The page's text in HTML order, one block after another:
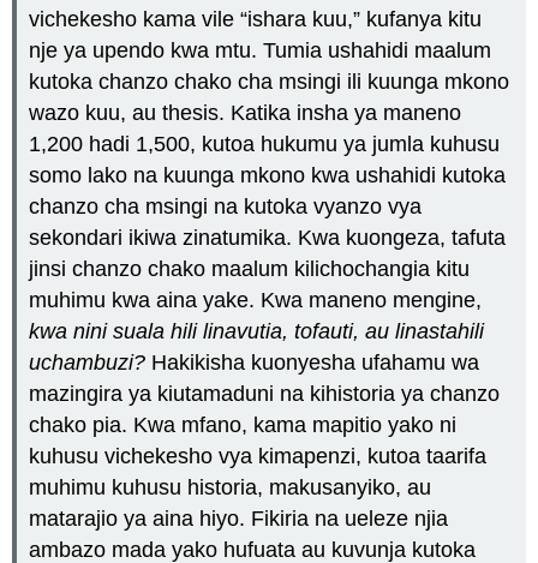
vichekesho kama vile “ishara kuu,” kufanya kitu
nje ya upendo kwa mtu. Tumia ushahidi maalum
kutoka chanzo chako cha msingi ili kuunga mkono
wazo kuu, au thesis. Katika insha ya maneno
1,200 hadi 1,500, kutoa hukumu ya jumla kuhusu
somo lako na kuunga mkono kwa ushahidi kutoka
chanzo cha msingi na kutoka vyanzo vya
sekondari ikiwa zinatumika. Kwa kuongeza, tafuta
jinsi chanzo chako maalum kilichochangia kitu
muhimu kwa aina yake. Kwa maneno mengine,
kwa nini suala hili linavutia, tofauti, au linastahili
uchambuzi? Hakikisha kuonyesha ufahamu wa
mazingira ya kiutamaduni na kihistoria ya chanzo
chako pia. Kwa mfano, kama mapitio yako ni
kuhusu vichekesho vya kimapenzi, kutoa taarifa
muhimu kuhusu historia, makusanyiko, au
matarajio ya aina hiyo. Fikiria na ueleze njia
ambazo mada yako hufuata au kuvunja kutoka